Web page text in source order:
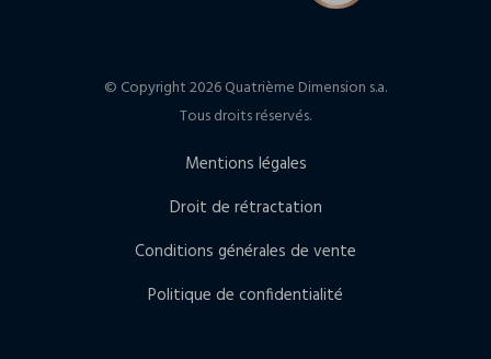
© Copyright 2026 Quatrième Dimension s.a.
Tous droits réservés.
Mentions légales
Droit de rétractation
Conditions générales de vente
Politique de confidentialité